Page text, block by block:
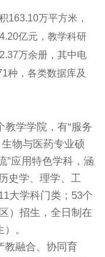
163.10万平方米，
亿元，教学科研
万余册，其中电
种，各类数据库及
教学学院，有“服务
物与医药专业硕
”应用特色学科，涵
史学、理学、工
大学科门类； 53个
）招生，全日制在
。
教融合、协同育